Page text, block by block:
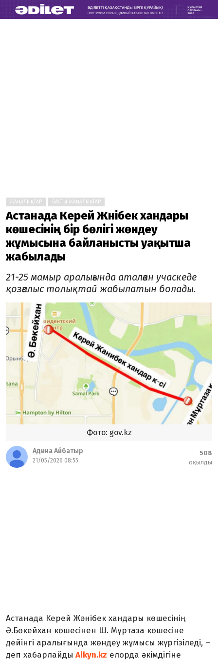
ЖАҢАЛЫҚТАР БАСТЫ ЖАҢАЛЫҚТАР
Астанада Керей Жәнібек хандары
көшесінің бір бөлігі жөндеу
жұмысына байланысты уақытша
жабылады
21-25 мамыр аралығында аталған учаскеде
қозғалыс толықтай жабылатын болады.
Фото: gov.kz
Адина Айбатыр
21/05/2026 08:55
508
оқылды
Астанада Керей Жәнібек хандары көшесінің
Ә.Бөкейхан көшесінен Ш. Мұртаза көшесіне
дейінгі аралығында жөндеу жұмысы жүргізіледі, –
деп хабарлайды Aikyn.kz елорда әкімдігіне